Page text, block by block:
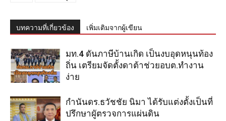
บทความที่เกี่ยวข้อง เพิ่มเติมจากผู้เขียน
มท.4 ดันภาษีบ้านเกิด เป็นงบอุดหนุนท้อง
ถิ่น เตรียมจัดตั้งดาต้าช่วยอบต.ทำงาน
ง่าย
กำนันดร.ธวัชชัย นิมา ได้รับแต่งตั้งเป็นที่
ปรึกษาผูัตรวจการแผ่นดิน